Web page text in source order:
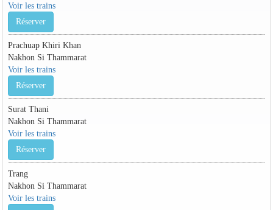
Voir les trains
Réserver
Prachuap Khiri Khan
Nakhon Si Thammarat
Voir les trains
Réserver
Surat Thani
Nakhon Si Thammarat
Voir les trains
Réserver
Trang
Nakhon Si Thammarat
Voir les trains